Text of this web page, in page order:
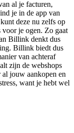
al je facturen,
je in de app van
deze nu zelfs op
voor je ogen. Zo gaat
Billink denkt dus
Billink biedt dus
van achteraf
zijn de webshops
jouw aankopen en
want je hebt wel